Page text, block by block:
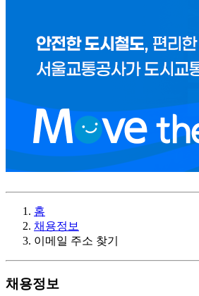
홈
채용정보
이메일 주소 찾기
채용정보